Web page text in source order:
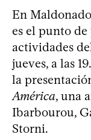
En
es el punto
actividades
jueves, a las
la
América, una
Ibarbourou,
Storni.